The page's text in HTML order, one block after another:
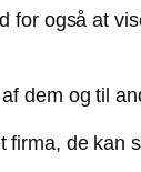
også at
dem og til
de kan